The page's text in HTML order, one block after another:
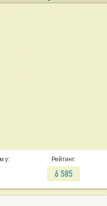
знаменитым бард Юрий Визбор.
у: Рейтинг:
6 585